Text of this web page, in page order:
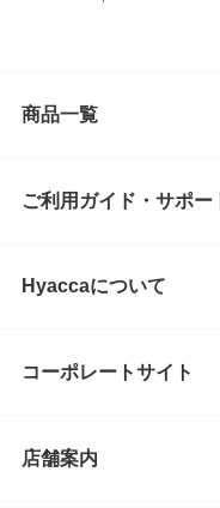
商品一覧
ご利用ガイド・サポー
Hyaccaについて
コーポレートサイト
店舗案内